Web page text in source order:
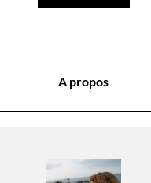
A propos